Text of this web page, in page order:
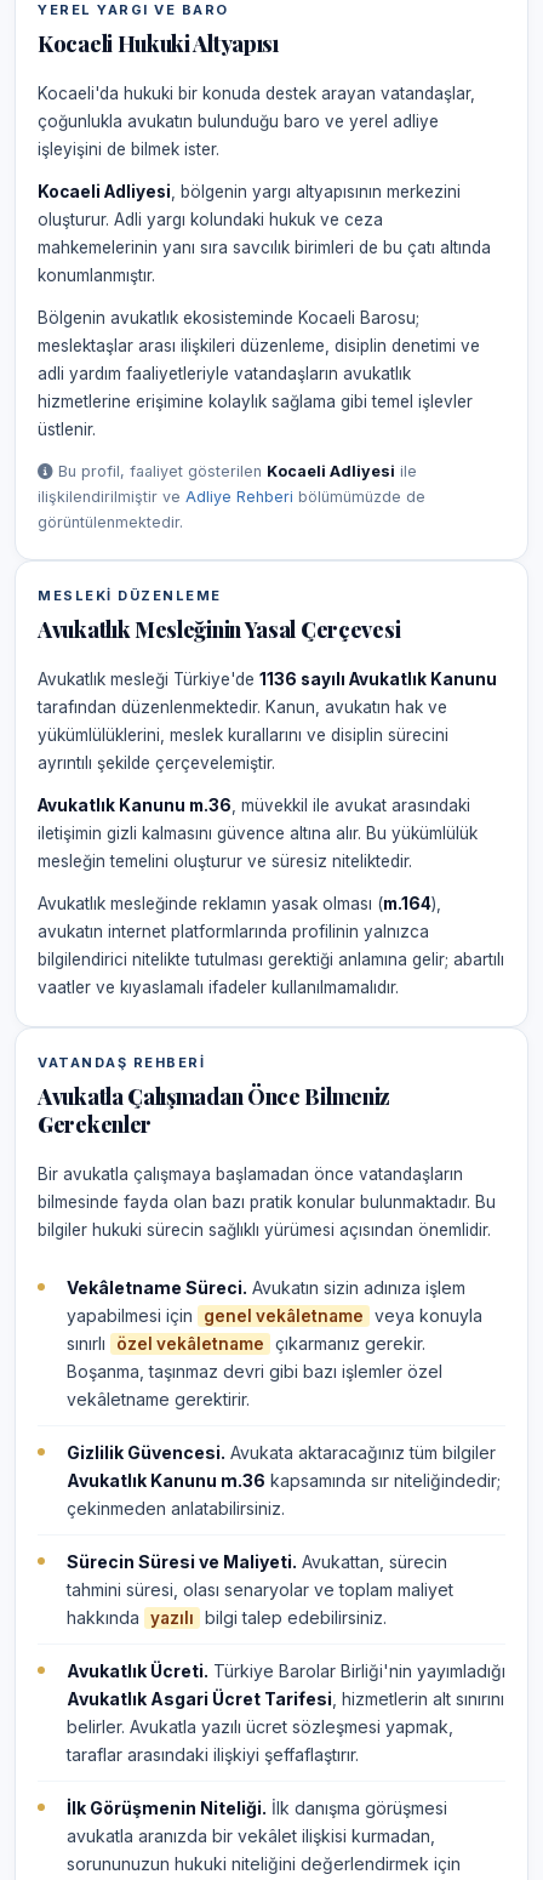
YEREL YARGI VE BARO
Kocaeli Hukuki Altyapısı
Kocaeli'da hukuki bir konuda destek arayan vatandaşlar,
çoğunlukla avukatın bulunduğu baro ve yerel adliye
işleyişini de bilmek ister.
Kocaeli Adliyesi , bölgenin yargı altyapısının merkezini
oluşturur. Adli yargı kolundaki hukuk ve ceza
mahkemelerinin yanı sıra savcılık birimleri de bu çatı altında
konumlanmıştır.
Bölgenin avukatlık ekosisteminde Kocaeli Barosu;
meslektaşlar arası ilişkileri düzenleme, disiplin denetimi ve
adli yardım faaliyetleriyle vatandaşların avukatlık
hizmetlerine erişimine kolaylık sağlama gibi temel işlevler
üstlenir.
Bu profil, faaliyet gösterilen Kocaeli Adliyesi ile
ilişkilendirilmiştir ve Adliye Rehberi bölümümüzde de
görüntülenmektedir.
MESLEKI DÜZENLEME
Avukatlık Mesleğinin Yasal Çerçevesi
Avukatlık mesleği Türkiye'de 1136 sayılı Avukatlık Kanunu
tarafından düzenlenmektedir. Kanun, avukatın hak ve
yükümlülüklerini, meslek kurallarını ve disiplin sürecini
ayrıntılı şekilde çerçevelemiştir.
Avukatlık Kanunu m.36 , müvekkil ile avukat arasındaki
iletişimin gizli kalmasını güvence altına alır. Bu yükümlülük
mesleğin temelini oluşturur ve süresiz niteliktedir.
Avukatlık mesleğinde reklamın yasak olması (m.164),
avukatın internet platformlarında profilinin yalnızca
bilgilendirici nitelikte tutulması gerektiği anlamına gelir; abartılı
vaatler ve kıyaslamalı ifadeler kullanılmamalıdır.
VATANDAŞ REHBERI
Avukatla Çalışmadan Önce Bilmeniz
Gerekenler
Bir avukatla çalışmaya başlamadan önce vatandaşların
bilmesinde fayda olan bazı pratik konular bulunmaktadır. Bu
bilgiler hukuki sürecin sağlıklı yürümesi açısından önemlidir.
Vekâletname Süreci. Avukatın sizin adınıza işlem
yapabilmesi için
genel vekâletname
veya konuyla
sınırlı
özel vekâletname
çıkarmanız gerekir.
Boşanma, taşınmaz devri gibi bazı işlemler özel
vekâletname gerektirir.
Gizlilik Güvencesi. Avukata aktaracağınız tüm bilgiler
Avukatlık Kanunu m.36 kapsamında sır niteliğindedir;
çekinmeden anlatabilirsiniz.
Sürecin Süresi ve Maliyeti. Avukattan, sürecin
tahmini süresi, olası senaryolar ve toplam maliyet
hakkında
yazılı bilgi talep edebilirsiniz.
Avukatlık Ücreti. Türkiye Barolar Birliği'nin yayımladığı
Avukatlık Asgari Ücret Tarifesi , hizmetlerin alt sınırını
belirler. Avukatla yazılı ücret sözleşmesi yapmak,
taraflar arasındaki ilişkiyi şeffaflaştırır.
İlk Görüşmenin Niteliği. İlk danışma görüşmesi
avukatla aranızda bir vekâlet ilişkisi kurmadan,
sorununuzun hukuki niteliğini değerlendirmek için